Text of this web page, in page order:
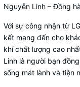
Nguyễn Linh – Đồng
Với sự công nhận từ
kết mang đến cho
khí chất lượng cao
Linh là người bạn
sống mát lành và tiện